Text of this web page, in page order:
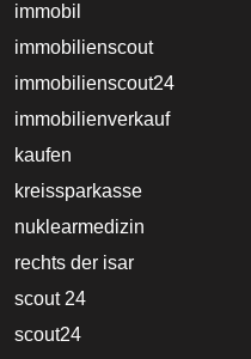
immobil
immobilienscout
immobilienscout24
immobilienverkauf
kaufen
kreissparkasse
nuklearmedizin
rechts der isar
scout 24
scout24